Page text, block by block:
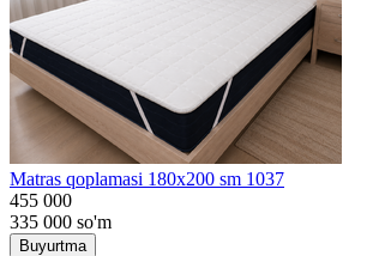
Matras qoplamasi 180x200 sm 1037
455 000
335 000 so'm
Buyurtma